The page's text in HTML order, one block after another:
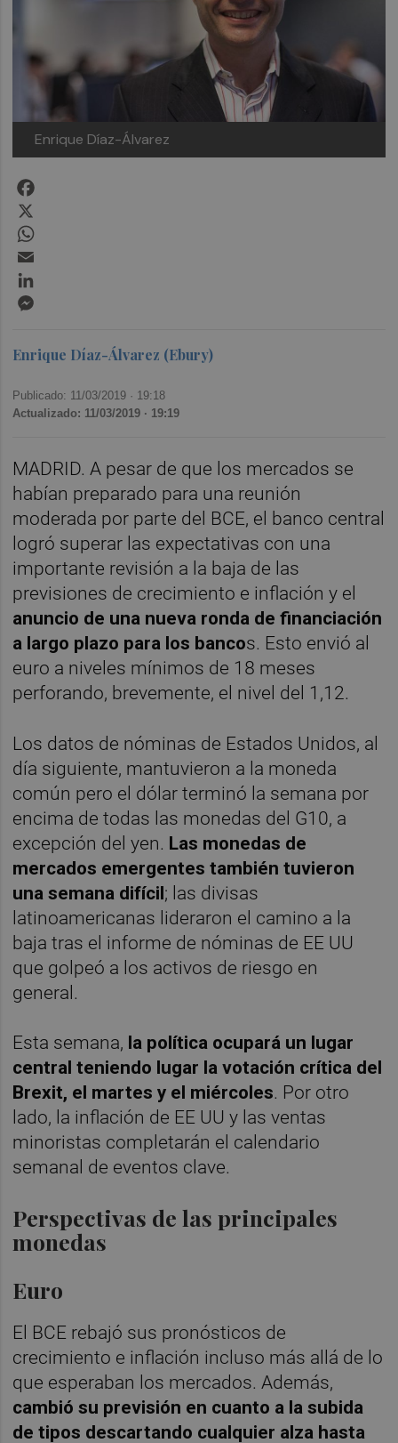
Enrique Díaz-Álvarez
Enrique Díaz-Álvarez (Ebury)
Publicado: 11/03/2019 · 19:18
Actualizado: 11/03/2019 · 19:19
MADRID. A pesar de que los mercados se
habían preparado para una reunión
moderada por parte del BCE, el banco central
logró superar las expectativas con una
importante revisión a la baja de las
previsiones de crecimiento e inflación y el
anuncio de una nueva ronda de financiación
a largo plazo para los bancos. Esto envió al
euro a niveles mínimos de 18 meses
perforando, brevemente, el nivel del 1,12.
Los datos de nóminas de Estados Unidos, al
día siguiente, mantuvieron a la moneda
común pero el dólar terminó la semana por
encima de todas las monedas del G10, a
excepción del yen. Las monedas de
mercados emergentes también tuvieron
una semana difícil; las divisas
latinoamericanas lideraron el camino a la
baja tras el informe de nóminas de EE UU
que golpeó a los activos de riesgo en
general.
Esta semana, la política ocupará un lugar
central teniendo lugar la votación crítica del
Brexit, el martes y el miércoles. Por otro
lado, la inflación de EE UU y las ventas
minoristas completarán el calendario
semanal de eventos clave.
Perspectivas de las principales
monedas
Euro
El BCE rebajó sus pronósticos de
crecimiento e inflación incluso más allá de lo
que esperaban los mercados. Además,
cambió su previsión en cuanto a la subida
de tipos descartando cualquier alza hasta